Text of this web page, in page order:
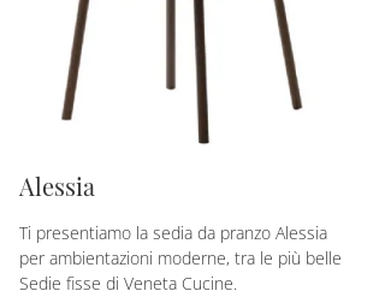
Alessia
Ti presentiamo la sedia da pranzo Alessia
per ambientazioni moderne, tra le più belle
Sedie fisse di Veneta Cucine.